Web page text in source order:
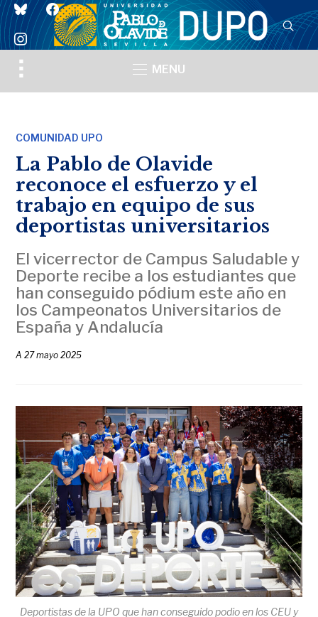
blueskyfacebook
instagram
Toggle
sidebar
MENU
COMUNIDAD UPO
La Pablo de Olavide
reconoce el esfuerzo y el
trabajo en equipo de sus
deportistas universitarios
El vicerrector de Campus Saludable y
Deporte recibe a los estudiantes que
han conseguido pódium este año en
los Campeonatos Universitarios de
España y Andalucía
A27 mayo 2025
Deportistas de la UPO que han conseguido podio en los CEU y